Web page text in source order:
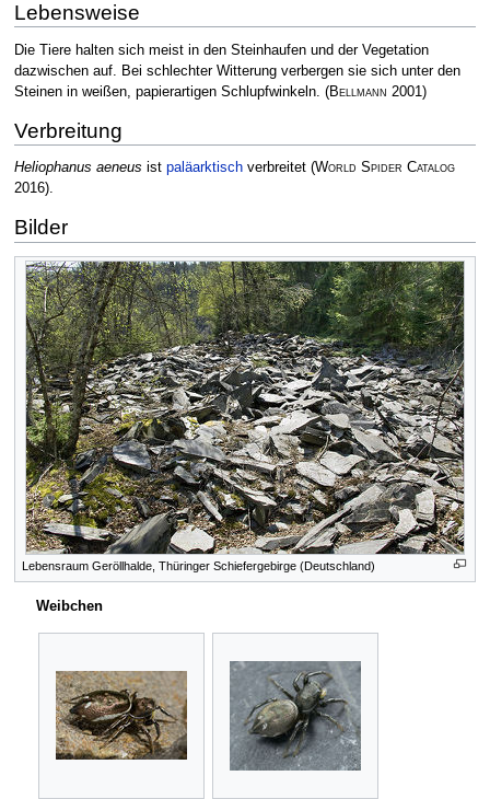
Lebensweise
Die Tiere halten sich meist in den Steinhaufen und der Vegetation
dazwischen auf. Bei schlechter Witterung verbergen sie sich unter den
Steinen in weißen, papierartigen Schlupfwinkeln. (Bellmann 2001)
Verbreitung
Heliophanus aeneus ist paläarktischverbreitet (World Spider Catalog
2016).
Bilder
Lebensraum Geröllhalde, Thüringer Schiefergebirge (Deutschland)
Weibchen